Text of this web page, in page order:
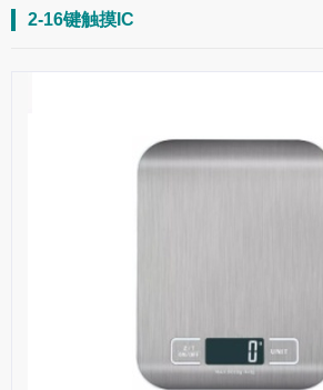
2-16键触摸IC